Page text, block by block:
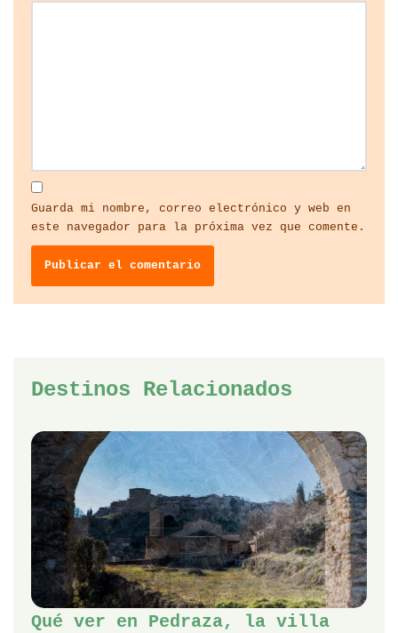
Guarda mi nombre, correo electrónico y web en
este navegador para la próxima vez que comente.
Destinos Relacionados
Qué ver en Pedraza, la villa